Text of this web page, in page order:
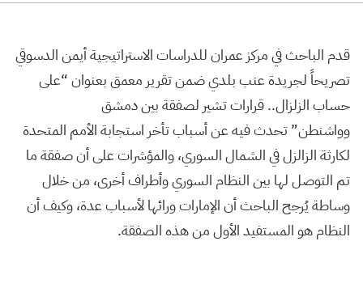
قدم الباحث في مركز عمران للدراسات الاستراتيجية أيمن الدسوقي
تصريحاً لجريدة عنب بلدي ضمن تقرير معمق بعنوان “على
حساب الزلزال.. قرارات تشير لصفقة بين دمشق
وواشنطن” تحدث فيه عن أسباب تأخر استجابة الأمم المتحدة
لكارثة الزالزل في الشمال السوري، والمؤشرات على أن صفقة ما
تم التوصل لها بين النظام السوري وأطراف أخرى، من خلال
وساطة يُرجح الباحث أن الإمارات ورائها لأسباب عدة، وكيف أن
النظام هو المستفيد الأول من هذه الصفقة.